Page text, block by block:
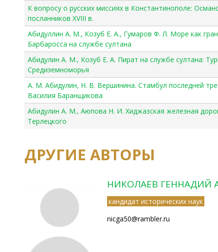
К вопросу о русских миссиях в Константинополе:
посланников XVIII в.
Абидуллин А. М., Козуб Е. А., Гумаров Ф. Л. Море как
Барбаросса на службе султана
Абидулин А. М., Козуб Е. А. Пират на службе султана:
Cредиземноморья
А. М. Абидулин, Н. В. Вершинина. Cтамбул последней
Василия Баранщикова
Абидулин А. М., Аюпова Н. И. Хиджазская железная
Терлецкого
ДРУГИЕ АВТОРЫ
НИКОЛАЕВ ГЕННАДИЙ
кандидат исторических наук
nicga50@rambler.ru